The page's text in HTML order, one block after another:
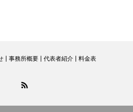
事務所概要 代表者紹介 料金表